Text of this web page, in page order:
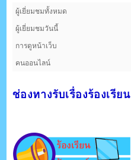
ผู้เยี่ยมชมทั้งหมด
ผู้เยี่ยมชมวันนี้
การดูหน้าเว็บ
คนออนไลน์
ช่องทางรับเรื่องร้องเรียน